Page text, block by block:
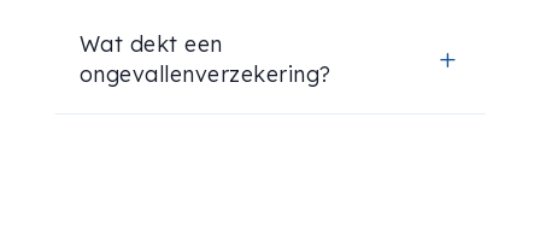
Wat dekt een
ongevallenverzekering?
L